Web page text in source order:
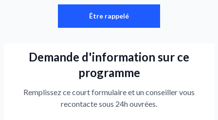
Être rappelé
Demande d'information sur ce
programme
Remplissez ce court formulaire et un conseiller vous
recontacte sous 24h ouvrées.